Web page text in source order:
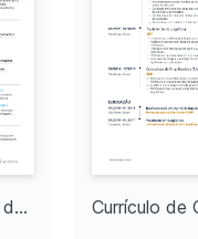
Apaixonado por inovações que promovem
eficiência e segurança em ambientes
Adoro explorar a natureza e praticar esportes
Currículo de Operador de empilhadeira Júnior